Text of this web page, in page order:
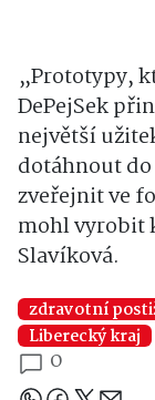
„Prototypy,
DePejSek
největší
dotáhnout
zveřejnit ve
mohl vyrobit
Slavíková.
zdravotní
Liberecký kraj
0